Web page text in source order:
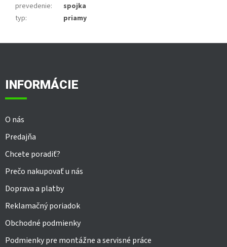
prevedenie:
spojka
typ: priamy
INFORMÁCIE
O nás
Predajňa
Chcete poradiť?
Prečo nakupovať u nás
Doprava a platby
Reklamačný poriadok
Obchodné podmienky
Podmienky pre montážne a servisné práce